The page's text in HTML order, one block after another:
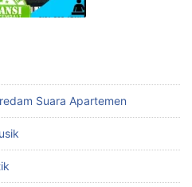
Suara Apartemen